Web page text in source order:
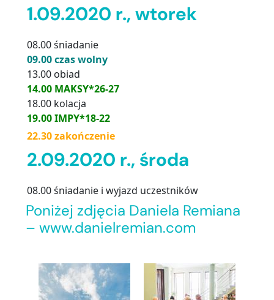
1.09.2020 r., wtorek
08.00 śniadanie
09.00 czas wolny
13.00 obiad
14.00 MAKSY*26-27
18.00 kolacja
19.00 IMPY*18-22
22.30 zakończenie
2.09.2020 r., środa
08.00 śniadanie i wyjazd uczestników
Poniżej zdjęcia Daniela Remiana
– www.danielremian.com